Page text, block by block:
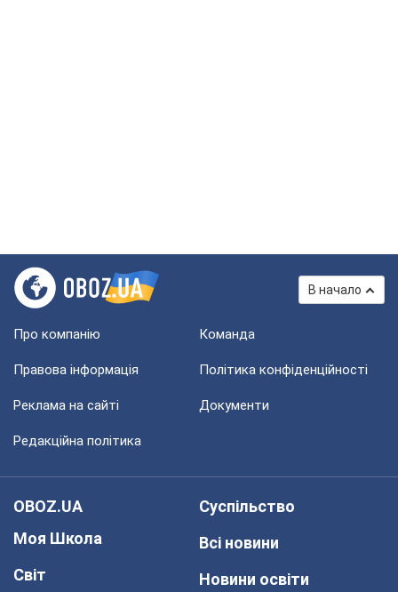
В начало
Про компанію Команда
Правова інформація Політика конфіденційності
Реклама на сайті Документи
Редакційна політика
OBOZ.UA
Моя Школа
Світ
Суспільство
Всі новини
Новини освіти